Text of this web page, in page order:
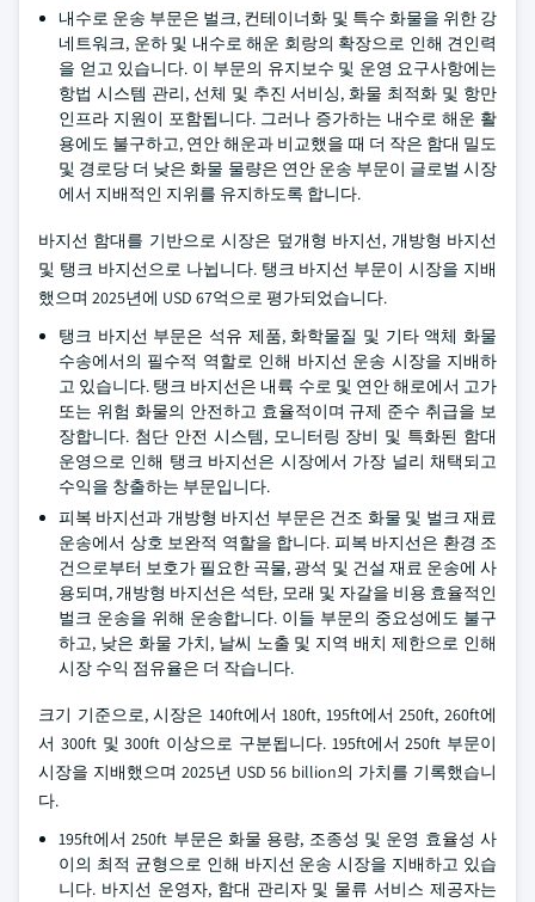
내수로 운송 부문은 벌크, 컨테이너화 및 특수 화물을 위한 강
네트워크, 운하 및 내수로 해운 회랑의 확장으로 인해 견인력
을 얻고 있습니다. 이 부문의 유지보수 및 운영 요구사항에는
항법 시스템 관리, 선체 및 추진 서비싱, 화물 최적화 및 항만
인프라 지원이 포함됩니다. 그러나 증가하는 내수로 해운 활
용에도 불구하고, 연안 해운과 비교했을 때 더 작은 함대 밀도
및 경로당 더 낮은 화물 물량은 연안 운송 부문이 글로벌 시장
에서 지배적인 지위를 유지하도록 합니다.
바지선 함대를 기반으로 시장은 덮개형 바지선, 개방형 바지선
및 탱크 바지선으로 나뉩니다. 탱크 바지선 부문이 시장을 지배
했으며 2025년에 USD 67억으로 평가되었습니다.
탱크 바지선 부문은 석유 제품, 화학물질 및 기타 액체 화물
수송에서의 필수적 역할로 인해 바지선 운송 시장을 지배하
고 있습니다. 탱크 바지선은 내륙 수로 및 연안 해로에서 고가
또는 위험 화물의 안전하고 효율적이며 규제 준수 취급을 보
장합니다. 첨단 안전 시스템, 모니터링 장비 및 특화된 함대
운영으로 인해 탱크 바지선은 시장에서 가장 널리 채택되고
수익을 창출하는 부문입니다.
피복 바지선과 개방형 바지선 부문은 건조 화물 및 벌크 재료
운송에서 상호 보완적 역할을 합니다. 피복 바지선은 환경 조
건으로부터 보호가 필요한 곡물, 광석 및 건설 재료 운송에 사
용되며, 개방형 바지선은 석탄, 모래 및 자갈을 비용 효율적인
벌크 운송을 위해 운송합니다. 이들 부문의 중요성에도 불구
하고, 낮은 화물 가치, 날씨 노출 및 지역 배치 제한으로 인해
시장 수익 점유율은 더 작습니다.
크기 기준으로, 시장은 140ft에서 180ft, 195ft에서 250ft, 260ft에
서 300ft 및 300ft 이상으로 구분됩니다. 195ft에서 250ft 부문이
시장을 지배했으며 2025년 USD 56 billion의 가치를 기록했습니
다.
195ft에서 250ft 부문은 화물 용량, 조종성 및 운영 효율성 사
이의 최적 균형으로 인해 바지선 운송 시장을 지배하고 있습
니다. 바지선 운영자, 함대 관리자 및 물류 서비스 제공자는